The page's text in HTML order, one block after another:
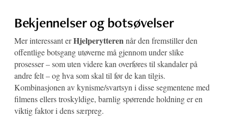
Bekjennelser og botsøvelser
Mer interessant erHjelperytteren når den fremstiller den
offentlige botsgang utøverne må gjennom under slike
prosesser – som uten videre kan overføres til skandaler på
andre felt – og hva som skal til før de kan tilgis.
Kombinasjonen av kynisme/svartsyn i disse segmentene med
filmens ellers troskyldige, barnlig spørrende holdning er en
viktig faktor i dens særpreg.